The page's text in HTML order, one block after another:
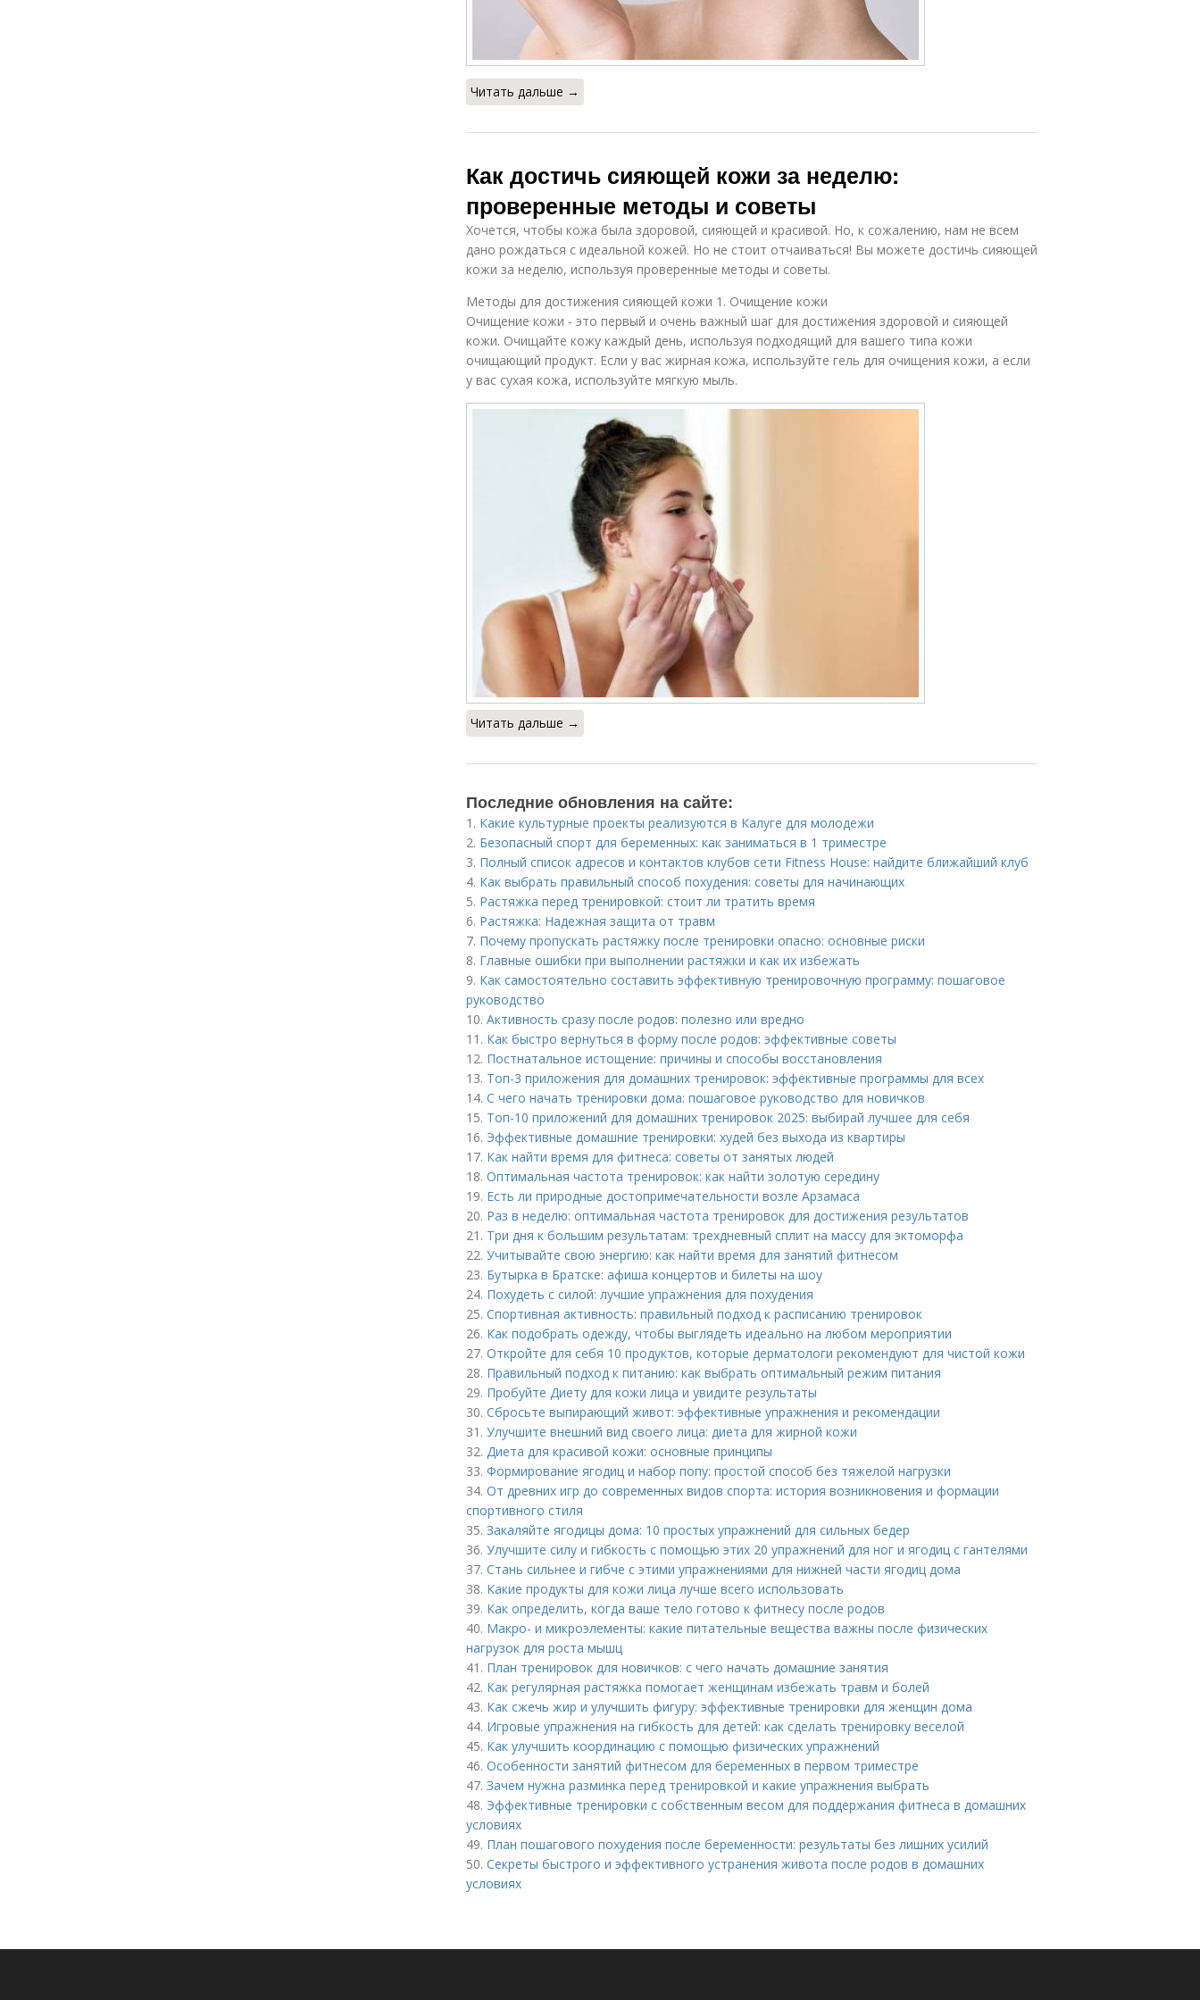
Читать дальше →
Как достичь сияющей кожи за неделю:
проверенные методы и советы
Хочется, чтобы кожа была здоровой, сияющей и красивой. Но, к сожалению, нам не всем
дано рождаться с идеальной кожей. Но не стоит отчаиваться! Вы можете достичь сияющей
кожи за неделю, используя проверенные методы и советы.
Методы для достижения сияющей кожи 1. Очищение кожи
Очищение кожи - это первый и очень важный шаг для достижения здоровой и сияющей
кожи. Очищайте кожу каждый день, используя подходящий для вашего типа кожи
очищающий продукт. Если у вас жирная кожа, используйте гель для очищения кожи, а если
у вас сухая кожа, используйте мягкую мыль.
Читать дальше →
Последние обновления на сайте:
1. Какие культурные проекты реализуются в Калуге для молодежи
2. Безопасный спорт для беременных: как заниматься в 1 триместре
3. Полный список адресов и контактов клубов сети Fitness House: найдите ближайший клуб
4. Как выбрать правильный способ похудения: советы для начинающих
5. Растяжка перед тренировкой: стоит ли тратить время
6. Растяжка: Надежная защита от травм
7. Почему пропускать растяжку после тренировки опасно: основные риски
8. Главные ошибки при выполнении растяжки и как их избежать
9. Как самостоятельно составить эффективную тренировочную программу: пошаговое
руководство
10. Активность сразу после родов: полезно или вредно
11. Как быстро вернуться в форму после родов: эффективные советы
12. Постнатальное истощение: причины и способы восстановления
13. Топ-3 приложения для домашних тренировок: эффективные программы для всех
14. С чего начать тренировки дома: пошаговое руководство для новичков
15. Топ-10 приложений для домашних тренировок 2025: выбирай лучшее для себя
16. Эффективные домашние тренировки: худей без выхода из квартиры
17. Как найти время для фитнеса: советы от занятых людей
18. Оптимальная частота тренировок: как найти золотую середину
19. Есть ли природные достопримечательности возле Арзамаса
20. Раз в неделю: оптимальная частота тренировок для достижения результатов
21. Три дня к большим результатам: трехдневный сплит на массу для эктоморфа
22. Учитывайте свою энергию: как найти время для занятий фитнесом
23. Бутырка в Братске: афиша концертов и билеты на шоу
24. Похудеть с силой: лучшие упражнения для похудения
25. Спортивная активность: правильный подход к расписанию тренировок
26. Как подобрать одежду, чтобы выглядеть идеально на любом мероприятии
27. Откройте для себя 10 продуктов, которые дерматологи рекомендуют для чистой кожи
28. Правильный подход к питанию: как выбрать оптимальный режим питания
29. Пробуйте Диету для кожи лица и увидите результаты
30. Сбросьте выпирающий живот: эффективные упражнения и рекомендации
31. Улучшите внешний вид своего лица: диета для жирной кожи
32. Диета для красивой кожи: основные принципы
33. Формирование ягодиц и набор попу: простой способ без тяжелой нагрузки
34. От древних игр до современных видов спорта: история возникновения и формации
спортивного стиля
35. Закаляйте ягодицы дома: 10 простых упражнений для сильных бедер
36. Улучшите силу и гибкость с помощью этих 20 упражнений для ног и ягодиц с гантелями
37. Стань сильнее и гибче с этими упражнениями для нижней части ягодиц дома
38. Какие продукты для кожи лица лучше всего использовать
39. Как определить, когда ваше тело готово к фитнесу после родов
40. Макро- и микроэлементы: какие питательные вещества важны после физических
нагрузок для роста мышц
41. План тренировок для новичков: с чего начать домашние занятия
42. Как регулярная растяжка помогает женщинам избежать травм и болей
43. Как сжечь жир и улучшить фигуру: эффективные тренировки для женщин дома
44. Игровые упражнения на гибкость для детей: как сделать тренировку веселой
45. Как улучшить координацию с помощью физических упражнений
46. Особенности занятий фитнесом для беременных в первом триместре
47. Зачем нужна разминка перед тренировкой и какие упражнения выбрать
48. Эффективные тренировки с собственным весом для поддержания фитнеса в домашних
условиях
49. План пошагового похудения после беременности: результаты без лишних усилий
50. Секреты быстрого и эффективного устранения живота после родов в домашних
условиях